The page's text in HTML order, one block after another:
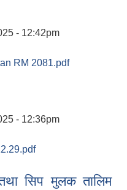
- 12:42pm
RM 2081.pdf
- 12:36pm
सिप मुलक तालिम